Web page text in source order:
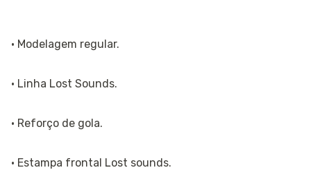
· Modelagem regular.
· Linha Lost Sounds.
· Reforço de gola.
· Estampa frontal Lost sounds.